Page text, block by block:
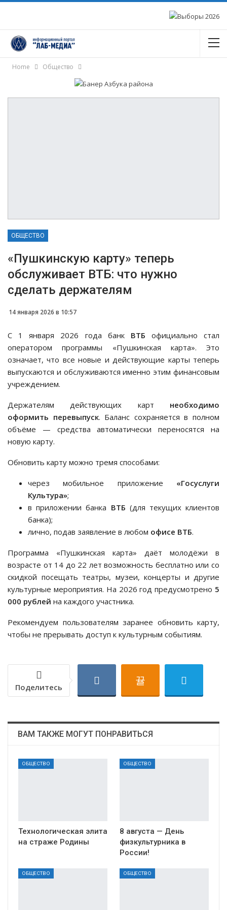
Home Общество
ОБЩЕСТВО
«Пушкинскую карту» теперь
обслуживает ВТБ: что нужно
сделать держателям
14 января 2026 в 10:57
С 1 января 2026 года банк ВТБ официально стал
оператором программы «Пушкинская карта». Это
означает, что все новые и действующие карты теперь
выпускаются и обслуживаются именно этим финансовым
учреждением.
Держателям действующих карт необходимо
оформить перевыпуск. Баланс сохраняется в полном
объёме — средства автоматически переносятся на
новую карту.
Обновить карту можно тремя способами:
через мобильное приложение «Госуслуги
Культура»;
в приложении банка ВТБ (для текущих клиентов
банка);
лично, подав заявление в любом офисе ВТБ.
Программа «Пушкинская карта» даёт молодёжи в
возрасте от 14 до 22 лет возможность бесплатно или со
скидкой посещать театры, музеи, концерты и другие
культурные мероприятия. На 2026 год предусмотрено 5
000 рублей на каждого участника.
Рекомендуем пользователям заранее обновить карту,
чтобы не прерывать доступ к культурным событиям.
Поделитесь
ВАМ ТАКЖЕ МОГУТ ПОНРАВИТЬСЯ
ОБЩЕСТВО
Технологическая элита
на страже Родины
ОБЩЕСТВО
8 августа — День
физкультурника в
России!
ОБЩЕСТВО ОБЩЕСТВО